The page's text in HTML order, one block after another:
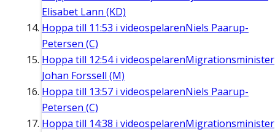
Elisabet Lann (KD)
Hoppa till 11:53 i videospelarenNiels Paarup-
Petersen (C)
Hoppa till 12:54i videospelarenMigrationsminister
Johan Forssell (M)
Hoppa till 13:57 i videospelarenNiels Paarup-
Petersen (C)
Hoppa till 14:38 i videospelarenMigrationsminister